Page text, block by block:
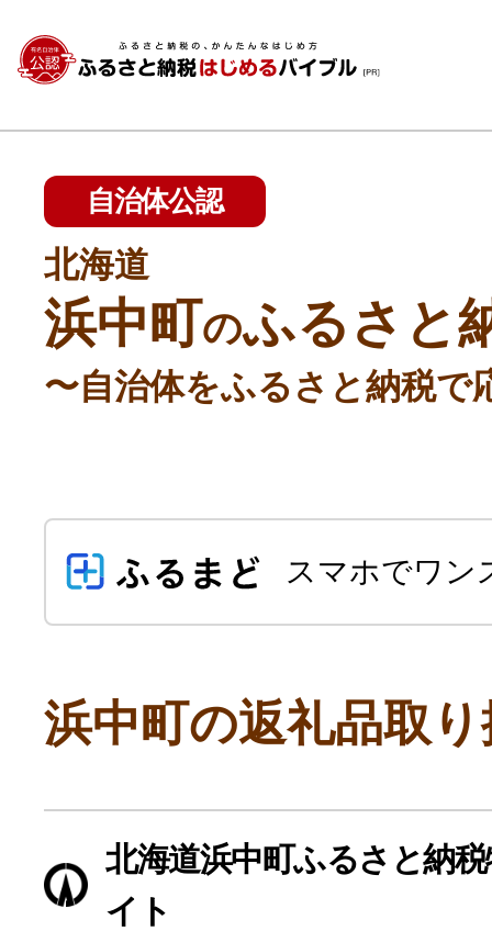
ふるさと納税徹底比較
自治体公認
北海道
浜中町のふるさと
〜自治体をふるさと納税で
スマホでワン
浜中町の返礼品取
北海道浜中町ふるさと納
イト